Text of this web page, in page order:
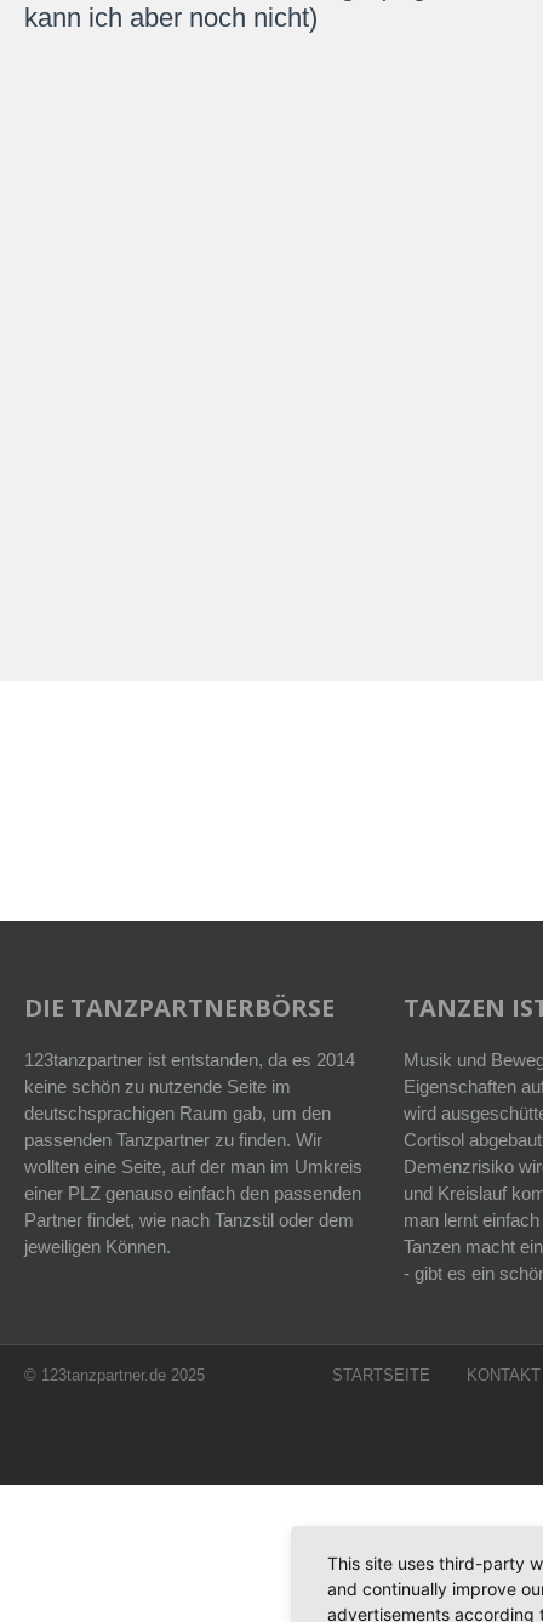
kann ich aber noch nicht)
DIE TANZPARTNERBÖRSE
123tanzpartner ist entstanden, da es 2014
keine schön zu nutzende Seite im
deutschsprachigen Raum gab, um den
passenden Tanzpartner zu finden. Wir
wollten eine Seite, auf der man im Umkreis
einer PLZ genauso einfach den passenden
Partner findet, wie nach Tanzstil oder dem
jeweiligen Können.
TANZEN
Musik und
Eigenschaften
wird
Cortisol
Demenzrisiko
und Kreislauf
man lernt
Tanzen macht
- gibt es ein
© 123tanzpartner.de 2025 STARTSEITE
This site uses third-party
and continually improve
advertisements according